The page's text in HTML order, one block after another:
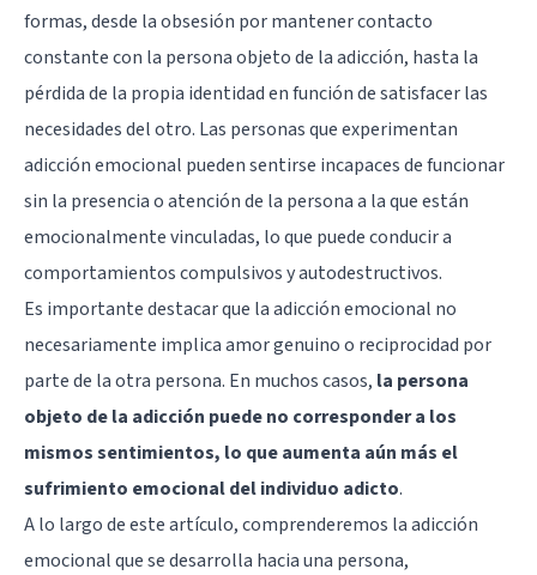
formas, desde la obsesión por mantener contacto
constante con la persona objeto de la adicción, hasta la
pérdida de la propia identidad en función de satisfacer las
necesidades del otro. Las personas que experimentan
adicción emocional pueden sentirse incapaces de funcionar
sin la presencia o atención de la persona a la que están
emocionalmente vinculadas, lo que puede conducir a
comportamientos compulsivos y autodestructivos.
Es importante destacar que la adicción emocional no
necesariamente implica amor genuino o reciprocidad por
parte de la otra persona. En muchos casos, la persona
objeto de la adicción puede no corresponder a los
mismos sentimientos, lo que aumenta aún más el
sufrimiento emocional del individuo adicto.
A lo largo de este artículo, comprenderemos la adicción
emocional que se desarrolla hacia una persona,